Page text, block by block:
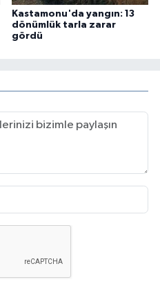
Kastamonu'da yangın: 13
dönümlük tarla zarar
gördü